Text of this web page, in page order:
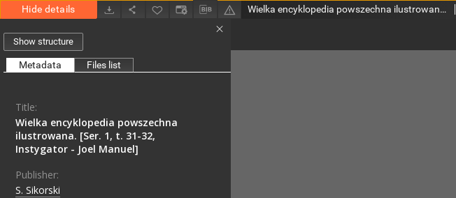
Hide details Wielka encyklopedia powszechna ilustrowana. [Ser. 1, t. 31-32, Instygator - Joel Manuel]
Show structure
Metadata Files list
Title:
Wielka encyklopedia powszechna
ilustrowana. [Ser. 1, t. 31-32,
Instygator - Joel Manuel]
Publisher:
S. Sikorski